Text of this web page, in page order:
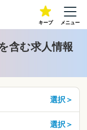
キープ メニュー
含む求人情報
選択＞
選択＞